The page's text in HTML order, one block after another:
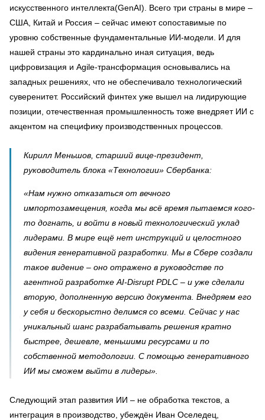
искусственного интеллекта(GenAI). Всего три страны в мире –
США, Китай и Россия – сейчас имеют сопоставимые по
уровню собственные фундаментальные ИИ-модели. И для
нашей страны это кардинально иная ситуация, ведь
цифровизация и Agile-трансформация основывались на
западных решениях, что не обеспечивало технологический
суверенитет. Российский финтех уже вышел на лидирующие
позиции, отечественная промышленность тоже внедряет ИИ с
акцентом на специфику производственных процессов.
Кирилл Меньшов, старший вице-президент,
руководитель блока «Технологии» Сбербанка:
«Нам нужно отказаться от вечного
импортозамещения, когда мы всё время пытаемся кого-
то догнать, и войти в новый технологический уклад
лидерами. В мире ещё нет инструкций и целостного
видения генеративной разработки. Мы в Сбере создали
такое видение – оно отражено в руководстве по
агентной разработке AI-Disrupt PDLC – и уже сделали
вторую, дополненную версию документа. Внедряем его
у себя и бескорыстно делимся со всеми. Сейчас у нас
уникальный шанс разрабатывать решения кратно
быстрее, дешевле, меньшими ресурсами и по
собственной методологии. С помощью генеративного
ИИ мы сможем выйти в лидеры».
Следующий этап развития ИИ – не обработка текстов, а
интеграция в производство, убеждён Иван Оселедец,